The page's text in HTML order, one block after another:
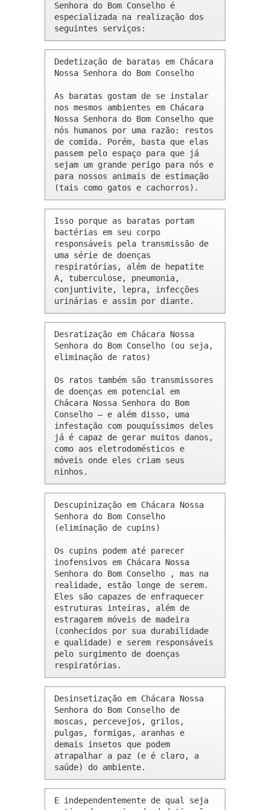
Senhora do Bom Conselho é
especializada na realização dos
seguintes serviços:
Dedetização de baratas em Chácara
Nossa Senhora do Bom Conselho
As baratas gostam de se instalar
nos mesmos ambientes em Chácara
Nossa Senhora do Bom Conselho que
nós humanos por uma razão: restos
de comida. Porém, basta que elas
passem pelo espaço para que já
sejam um grande perigo para nós e
para nossos animais de estimação
(tais como gatos e cachorros).
Isso porque as baratas portam
bactérias em seu corpo
responsáveis pela transmissão de
uma série de doenças
respiratórias, além de hepatite
A, tuberculose, pneumonia,
conjuntivite, lepra, infecções
urinárias e assim por diante.
Desratização em Chácara Nossa
Senhora do Bom Conselho (ou seja,
eliminação de ratos)
Os ratos também são transmissores
de doenças em potencial em
Chácara Nossa Senhora do Bom
Conselho – e além disso, uma
infestação com pouquíssimos deles
já é capaz de gerar muitos danos,
como aos eletrodomésticos e
móveis onde eles criam seus
ninhos.
Descupinização em Chácara Nossa
Senhora do Bom Conselho
(eliminação de cupins)
Os cupins podem até parecer
inofensivos em Chácara Nossa
Senhora do Bom Conselho , mas na
realidade, estão longe de serem.
Eles são capazes de enfraquecer
estruturas inteiras, além de
estragarem móveis de madeira
(conhecidos por sua durabilidade
e qualidade) e serem responsáveis
pelo surgimento de doenças
respiratórias.
Desinsetização em Chácara Nossa
Senhora do Bom Conselho de
moscas, percevejos, grilos,
pulgas, formigas, aranhas e
demais insetos que podem
atrapalhar a paz (e é claro, a
saúde) do ambiente.
E independentemente de qual seja